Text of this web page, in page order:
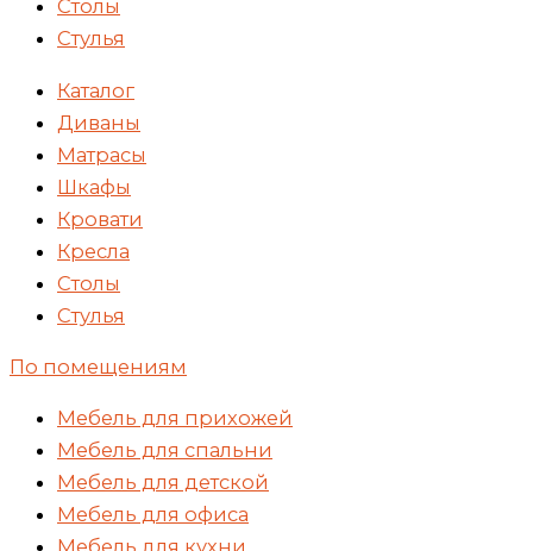
Столы
Стулья
Каталог
Диваны
Матрасы
Шкафы
Кровати
Кресла
Столы
Стулья
По помещениям
Мебель для прихожей
Мебель для спальни
Мебель для детской
Мебель для офиса